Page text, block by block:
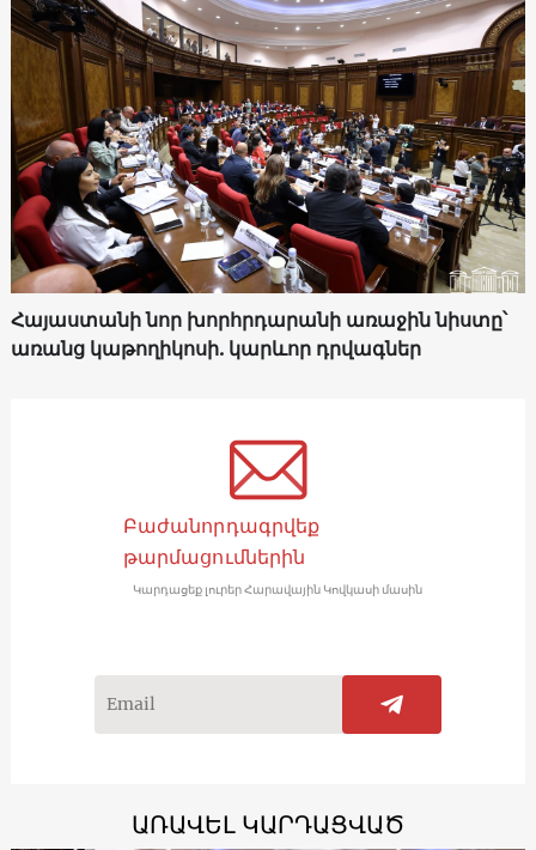
Հայաստանի նոր խորհրդարանի առաջին նիստը՝
առանց կաթողիկոսի. կարևոր դրվագներ
Բաժանորդագրվեք
թարմացումներին
Կարդացեք լուրեր Հարավային Կովկասի մասին
ԱՌԱՎԵԼ ԿԱՐԴԱՑՎԱԾ